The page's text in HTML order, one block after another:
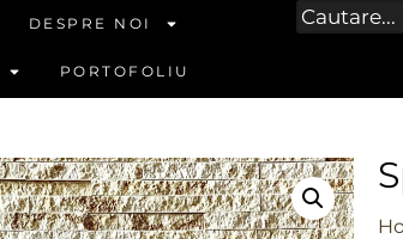
DESPRE NOI
PORTOFOLIU